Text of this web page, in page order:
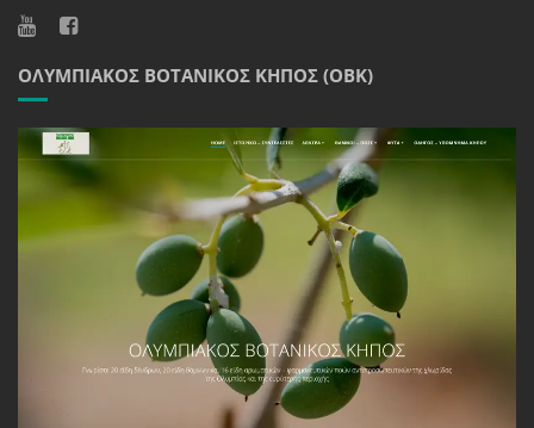
ΟΛΥΜΠΙΑΚΌΣ ΒΟΤΑΝΙΚΌΣ ΚΉΠΟΣ (ΟΒΚ)